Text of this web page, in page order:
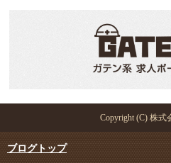
Copyright (C) 株式
ブログトップ